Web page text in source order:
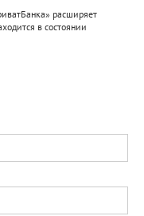
расширяет
в состоянии